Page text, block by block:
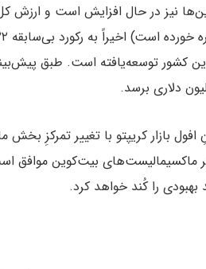
نیز در حال افزایش است و ارزش
افول بازار کریپتو با تغییر تمرکزِ
ماکسیمالیست‌های بیت‌کوین
بهبودی را کُند خواهد کرد.